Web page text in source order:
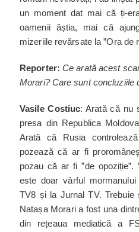
un moment dat mai că ți-
oamenii ăștia, mai că
mizeriile revărsate la ”Ora de
Reporter: Ce arată acest
Morari? Care sunt concluziile
Vasile Costiuc: Arată că nu
presa din Republica
Arată că Rusia
pozează că ar fi
pozau că ar fi ”de
este doar vârful
TV8 și la Jurnal TV. Trebuie
Natașa Morari a fost una
din rețeaua mediatică a